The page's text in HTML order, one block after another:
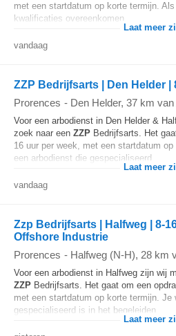
met een startdatum op korte termijn.
kwalificaties overeenkomen...
Laat meer
vandaag
ZZP Bedrijfsarts | Den Helder |
Prorences - Den Helder, 37 km
Voor een arbodienst in Den Helder &
zoek naar een ZZP Bedrijfsarts. Het
16 uur per week, met een startdatum
een arbodienst die gespecialiseerd...
Laat meer
vandaag
Zzp Bedrijfsarts | Halfweg | 8-
Offshore Industrie
Prorences - Halfweg (N-H), 28 km
Voor een arbodienst in Halfweg zijn wij
ZZP Bedrijfsarts. Het gaat om een
met een startdatum op korte termijn. Je
gespecialiseerd is in het begeleiden...
Laat meer